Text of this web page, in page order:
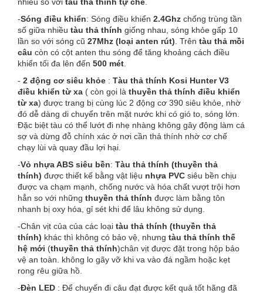
-Sóng điều khiển: Sóng điều khiển 2.4Ghz chống trùng tần
số giữa nhiều tàu thả thính giống nhau, sóng khỏe gấp 10
lần so với sóng cũ 27Mhz (loại anten rút) . Trên tàu thả mồi
câu còn có cột anten thu sóng để tăng khoảng cách điều
khiển tối đa lên đến 500 mét
- 2 động cơ siêu khỏe : Tàu thả thính Kosi Hunter V3
điều khiển từ xa ( còn gọi là thuyền thả thính điều khiển
từ xa) được trang bị cùng lúc 2 động cơ 390 siêu khỏe, nhờ
đó dễ dàng di chuyển trên mặt nước khi có gió to, sóng lớn.
Đặc biệt tàu có thể lướt đi nhẹ nhàng không gây động làm cá
sợ và dừng đỗ chính xác ở nơi cần thả thính nhờ cơ chế
chạy lùi và quay đầu lợi hại.
-Vỏ nhựa ABS siêu bền: Tàu thả thính (thuyền thả
thính) được thiết kế bằng vật liệu nhựa PVC siêu bền chịu
được va chạm mạnh, chống nước và hóa chất vượt trội hơn
hẳn so với những thuyền thả thính được làm bằng tôn
nhanh bị oxy hóa, gỉ sét khi để lâu không sử dụng.
-Chân vịt của của các loại tàu thả thính (thuyền thả
thính) khác thì không có bảo vệ, nhưng tàu thả thính thế
hệ mới (thuyền thả thính)chân vịt được đặt trong hộp bảo
vệ an toàn. không lo gãy vỡ khi va vào đá ngầm hoặc kẹt
rong rêu giữa hồ.
-Đèn LED : Để chuyến đi câu đạt được kết quả tốt hãng đã